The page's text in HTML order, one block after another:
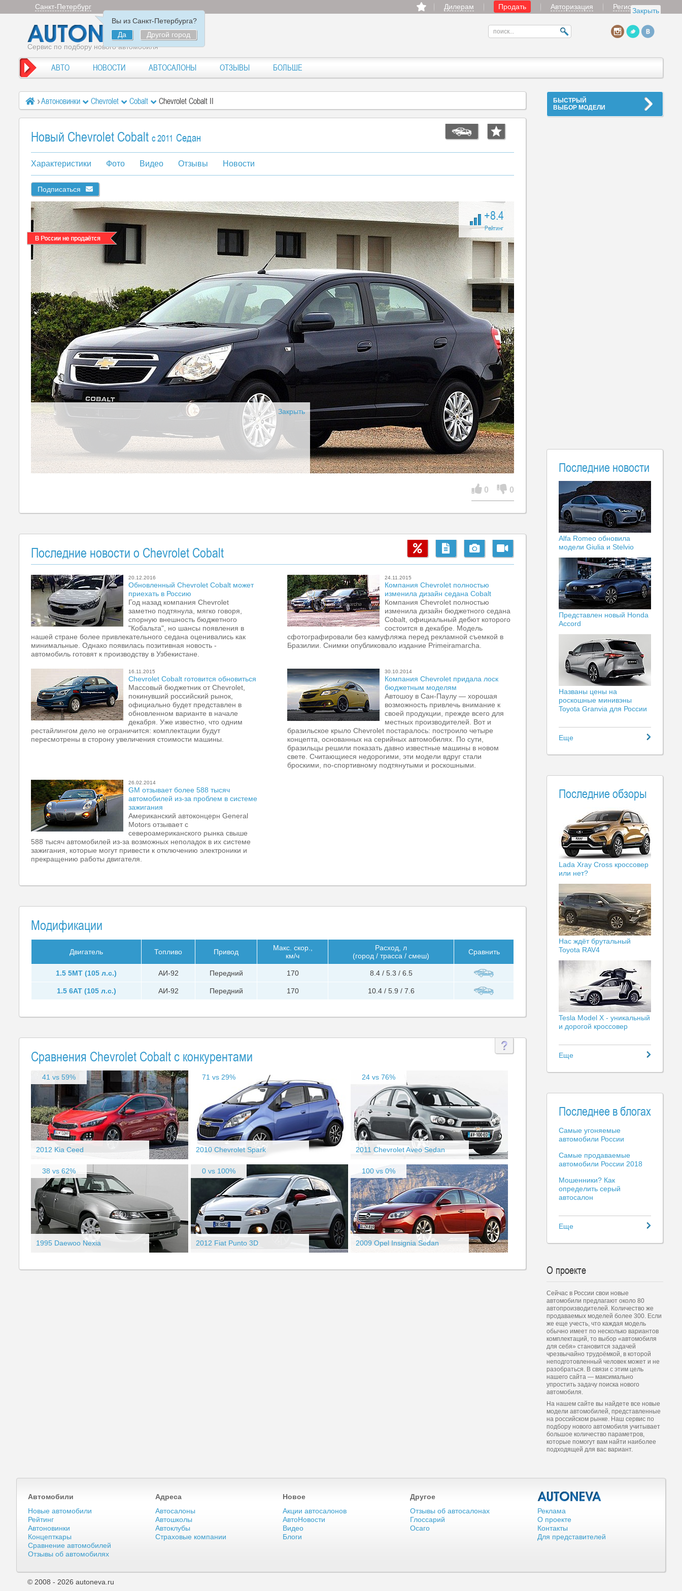
Закрыть
Санкт-Петербург
Вы из Санкт-Петербурга?
Да
Другой город
Дилерам Продать Авторизация Регистрация
Сервис по подбору нового автомобиля
АВТО НОВОСТИ АВТОСАЛОНЫ ОТЗЫВЫ БОЛЬШЕ
БЫСТРЫЙ
ВЫБОР МОДЕЛИ
Последние новости
Alfa Romeo обновила
модели Giulia и Stelvio
Представлен новый Honda
Accord
Названы цены на
роскошные минивэны
Toyota Granvia для России
Еще
Последние обзоры
Lada Xray Cross кроссовер
или нет?
Нас ждёт брутальный
Toyota RAV4
Tesla Model X - уникальный
и дорогой кроссовер
Еще
Последнее в блогах
Самые угоняемые
автомобили России
Самые продаваемые
автомобили России 2018
Мошенники? Как
определить серый
автосалон
Еще
О проекте
Сейчас в России свои новые
автомобили предлагают около 80
автопроизводителей. Количество же
продаваемых моделей более 300. Если
же еще учесть, что каждая модель
обычно имеет по несколько вариантов
комплектаций, то выбор «автомобиля
для себя» становится задачей
чрезвычайно трудоёмкой, в которой
неподготовленный человек может и не
разобраться. В связи с этим цель
нашего сайта — максимально
упростить задачу поиска нового
автомобиля.
На нашем сайте вы найдете все новые
модели автомобилей, представленные
на российском рынке. Наш сервис по
подбору нового автомобиля учитывает
большое количество параметров,
которые помогут вам найти наиболее
подходящей для вас вариант.
Автоновинки Chevrolet Cobalt Chevrolet Cobalt II
Новый Chevrolet Cobalt c 2011 Седан
Характеристики Фото Видео Отзывы Новости
Подписаться
+8.4
Рейтинг
Закрыть
0 0
Последние новости о Chevrolet Cobalt
20.12.2016
Обновленный Chevrolet Cobalt может
приехать в Россию
Год назад компания Chevrolet
заметно подтянула, мягко говоря,
спорную внешность бюджетного
"Кобальта", но шансы появления в
нашей стране более привлекательного седана оценивались как
минимальные. Однако появилась позитивная новость -
автомобиль готовят к производству в Узбекистане.
24.11.2015
Компания Chevrolet полностью
изменила дизайн седана Cobalt
Компания Chevrolet полностью
изменила дизайн бюджетного седана
Cobalt, официальный дебют которого
состоится в декабре. Модель
сфотографировали без камуфляжа перед рекламной съемкой в
Бразилии. Снимки опубликовало издание Primeiramarcha.
16.11.2015
Chevrolet Cobalt готовится обновиться
Массовый бюджетник от Chevrolet,
покинувший российский рынок,
официально будет представлен в
обновленном варианте в начале
декабря. Уже известно, что одним
рестайлингом дело не ограничится: комплектации будут
пересмотрены в сторону увеличения стоимости машины.
30.10.2014
Компания Chevrolet придала лоск
бюджетным моделям
Автошоу в Сан-Паулу — хорошая
возможность привлечь внимание к
своей продукции, прежде всего для
местных производителей. Вот и
бразильское крыло Chevrolet постаралось: построило четыре
концепта, основанных на серийных автомобилях. По сути,
бразильцы решили показать давно известные машины в новом
свете. Считающиеся недорогими, эти модели вдруг стали
броскими, по-спортивному подтянутыми и роскошными.
26.02.2014
GM отзывает более 588 тысяч
автомобилей из-за проблем в системе
зажигания
Американский автоконцерн General
Motors отзывает с
североамериканского рынка свыше
588 тысяч автомобилей из-за возможных неполадок в их системе
зажигания, которые могут привести к отключению электроники и
прекращению работы двигателя.
Модификации
Двигатель Топливо Привод
Макс. скор.,
км/ч
Расход, л
(город / трасса / смеш)
Сравнить
1.5 5MT (105 л.с.) АИ-92 Передний 170 8.4 / 5.3 / 6.5
1.5 6AT (105 л.с.) АИ-92 Передний 170 10.4 / 5.9 / 7.6
Сравнения Chevrolet Cobalt с конкурентами
41 vs 59%
2012 Kia Ceed
71 vs 29%
2010 Chevrolet Spark
24 vs 76%
2011 Chevrolet Aveo Sedan
38 vs 62%
1995 Daewoo Nexia
0 vs 100%
2012 Fiat Punto 3D
100 vs 0%
2009 Opel Insignia Sedan
Автомобили Адреса Новое
Другое
Новые автомобили
Рейтинг
Автоновинки
Концепткары
Сравнение автомобилей
Отзывы об автомобилях
Автосалоны
Автошколы
Автоклубы
Страховые компании
Акции автосалонов
АвтоНовости
Видео
Блоги
Отзывы об автосалонах
Глоссарий
Осаго
Реклама
О проекте
Контакты
Для представителей
© 2008 - 2026 autoneva.ru